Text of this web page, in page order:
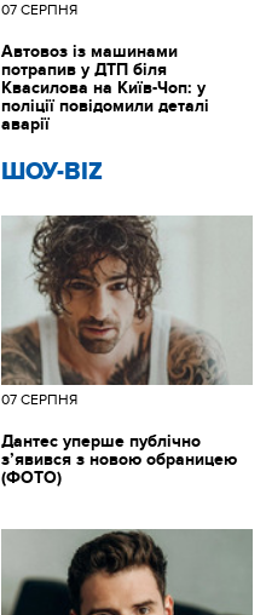
ШОУ-BIZ
07 СЕРПНЯ
Дантес уперше публічно
з’явився з новою обраницею
(ФОТО)
07 СЕРПНЯ
Автовоз із машинами
потрапив у ДТП біля
Квасилова на Київ-Чоп: у
поліції повідомили деталі
аварії